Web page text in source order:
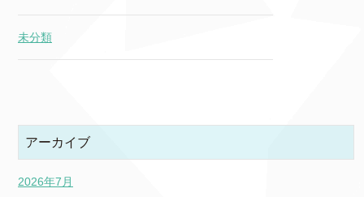
未分類
アーカイブ
2026年7月